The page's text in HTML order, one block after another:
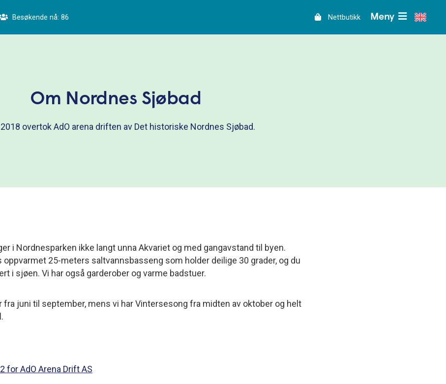
Besøkende nå: 86 Nettbutikk Meny
Om Nordnes Sjøbad
overtok AdO arena driften av Det historiske Nordnes Sjøbad.
i Nordnesparken ikke langt unna Akvariet og med gangavstand til byen.
oppvarmet 25-meters saltvannsbasseng som holder deilige 30 grader, og du
i sjøen. Vi har også garderober og varme badstuer.
fra juni til september, mens vi har Vintersesong fra midten av oktober og helt
for AdO Arena Drift AS